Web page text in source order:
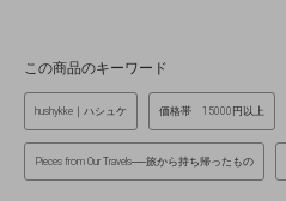
この商品のキーワード
hushykke｜ハシュケ 価格帯 15000円以上
Pieces from Our Travels──旅から持ち帰ったもの